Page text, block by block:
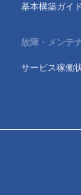
基本構築ガイ
故障・メンテ
サービス稼働